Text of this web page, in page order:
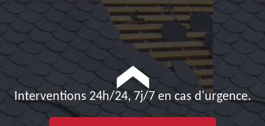
Interventions 24h/24, 7j/7 en cas d'urgence.